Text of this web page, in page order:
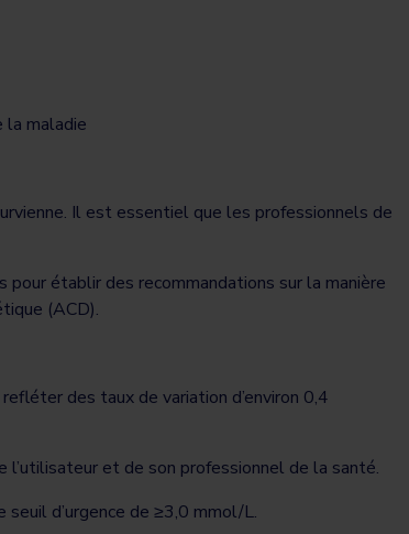
la maladie
Il est essentiel que les professionnels de
pour établir des recommandations sur la manière
(ACD).
des taux de variation d’environ 0,4
et de son professionnel de la santé.
d’urgence de ≥3,0 mmol/L.